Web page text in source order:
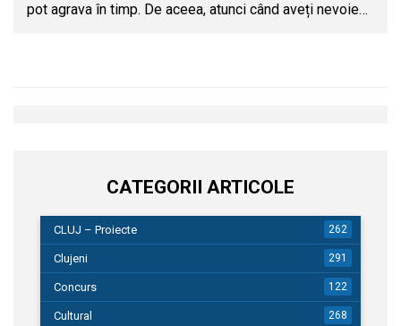
pot agrava în timp. De aceea, atunci când aveți nevoie…
CATEGORII ARTICOLE
CLUJ – Proiecte 262
Clujeni 291
Concurs 122
Cultural 268